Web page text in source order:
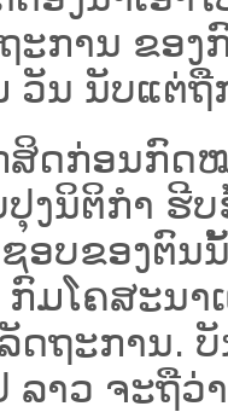
ະ​ການ​ ຂອ
ນ ນັບແຕ່ຖື
ດ​ກ່ອນ​ກົດ​ໝ
ປຸງນິ​ຕິ​ກຳ ຮີ
ອບຂອງຕົນ
ກົມໂຄສະນ
ດຖະການ.
ລາວ ​ຈະຖື​